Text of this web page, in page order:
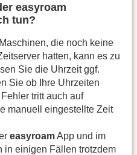
easyroam
tun?
die noch keine
hatten, kann es zu
Sie die Uhrzeit ggf.
Sie ob Ihre Uhrzeiten
tritt auch auf
manuell eingestellte Zeit
easyroamApp und im
in einigen Fällen trotzdem